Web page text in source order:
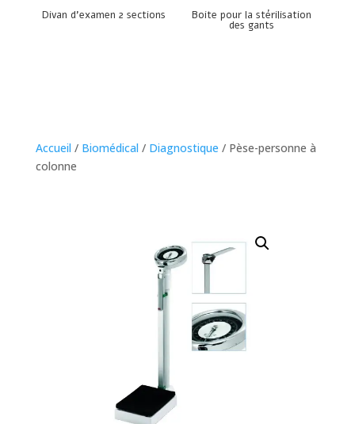
Divan d’examen 2 sections Boite pour la stérilisation
des gants
Accueil / Biomédical / Diagnostique / Pèse-personne à
colonne